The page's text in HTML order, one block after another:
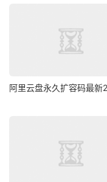
阿里云盘永久扩容码最新